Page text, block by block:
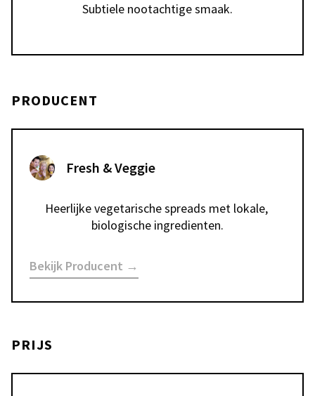
Subtiele nootachtige smaak.
PRODUCENT
Fresh & Veggie
Heerlijke vegetarische spreads met lokale,
biologische ingredienten.
Bekijk Producent →
PRIJS